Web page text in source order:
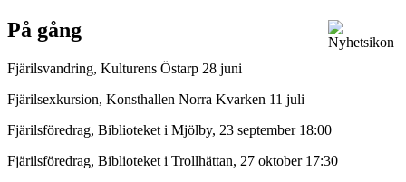
På gång
Fjärilsvandring, Kulturens Östarp 28 juni
Fjärilsexkursion, Konsthallen Norra Kvarken 11 juli
Fjärilsföredrag, Biblioteket i Mjölby, 23 september 18:00
Fjärilsföredrag, Biblioteket i Trollhättan, 27 oktober 17:30